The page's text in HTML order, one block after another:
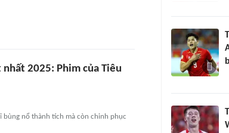
2025: Phim của Tiêu
bùng nổ thành tích mà còn chinh phục